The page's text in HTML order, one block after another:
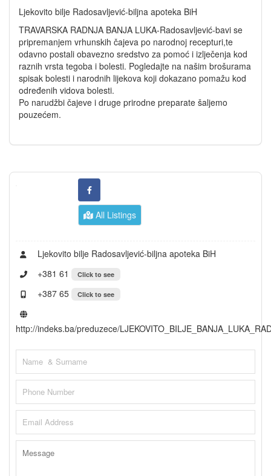
Ljekovito bilje Radosavljević-biljna apoteka BiH
TRAVARSKA RADNJA BANJA LUKA-Radosavljević-bavi se
pripremanjem vrhunskih čajeva po narodnoj recepturi,te
odavno postali obavezno sredstvo za pomoć i izlječenja kod
raznih vrsta tegoba i bolesti. Pogledajte na našim brošurama
spisak bolesti i narodnih lijekova koji dokazano pomažu kod
određenih vidova bolesti.
Po narudžbi čajeve i druge prirodne preparate šaljemo
pouzećem.
All Listings
Ljekovito bilje Radosavljević-biljna apoteka BiH
+381 61
Click to see
+387 65 Click to see
http://indeks.ba/preduzece/